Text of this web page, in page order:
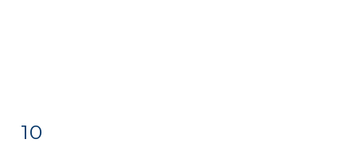
Item detail
10